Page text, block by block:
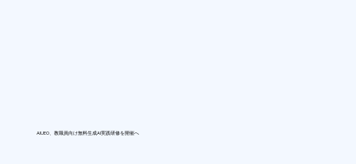
AIUEO、教職員向け無料生成AI実践研修を開催へ